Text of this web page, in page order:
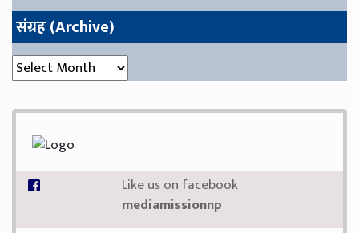
संग्रह (Archive)
संग्रह (Archive)
Like us on facebook
mediamissionnp